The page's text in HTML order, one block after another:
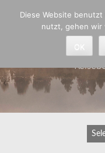
Diese Website
nutzt, gehen wir